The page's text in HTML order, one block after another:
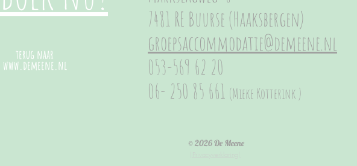
terug naar
www.demeene.nl
7481 RE Buurse (Haaksbergen)
groepsaccommodatie@demeene.nl
053-569 62 20
06- 250 85 661 (Mieke Kotterink )
© 2026De Meene